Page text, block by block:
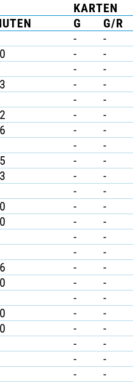
KARTEN
G G/R
- -
- -
- -
- -
- -
- -
- -
- -
- -
- -
- -
- -
- -
- -
- -
- -
- -
- -
- -
- -
- -
- -
- -